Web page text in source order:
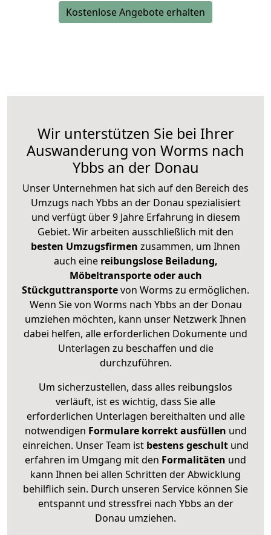
Kostenlose Angebote erhalten
Wir unterstützen Sie bei Ihrer
Auswanderung von Worms nach
Ybbs an der Donau
Unser Unternehmen hat sich auf den Bereich des
Umzugs nach Ybbs an der Donau spezialisiert
und verfügt über 9 Jahre Erfahrung in diesem
Gebiet. Wir arbeiten ausschließlich mit den
besten Umzugsfirmen zusammen, um Ihnen
auch eine reibungslose Beiladung,
Möbeltransporte oder auch
Stückguttransportevon Worms zu ermöglichen.
Wenn Sie von Worms nach Ybbs an der Donau
umziehen möchten, kann unser Netzwerk Ihnen
dabei helfen, alle erforderlichen Dokumente und
Unterlagen zu beschaffen und die
durchzuführen.
Um sicherzustellen, dass alles reibungslos
verläuft, ist es wichtig, dass Sie alle
erforderlichen Unterlagen bereithalten und alle
notwendigen Formulare korrekt ausfüllen und
einreichen. Unser Team ist bestens geschult und
erfahren im Umgang mit den Formalitäten und
kann Ihnen bei allen Schritten der Abwicklung
behilflich sein. Durch unseren Service können Sie
entspannt und stressfrei nach Ybbs an der
Donau umziehen.